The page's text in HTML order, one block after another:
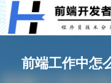
前端工作中怎